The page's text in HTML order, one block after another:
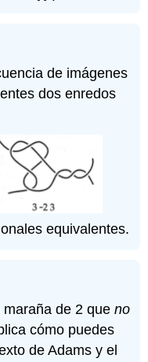
de imágenes
dos enredos
equivalentes.
maraña de 2 queno
cómo puedes
de Adams y el